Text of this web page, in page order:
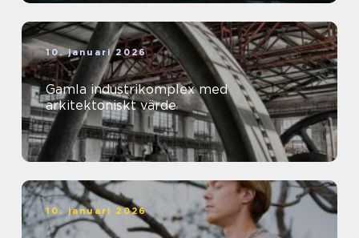
10. januari 2026
Gamla industrikomplex med
arkitektoniskt värde
10. januari 2026